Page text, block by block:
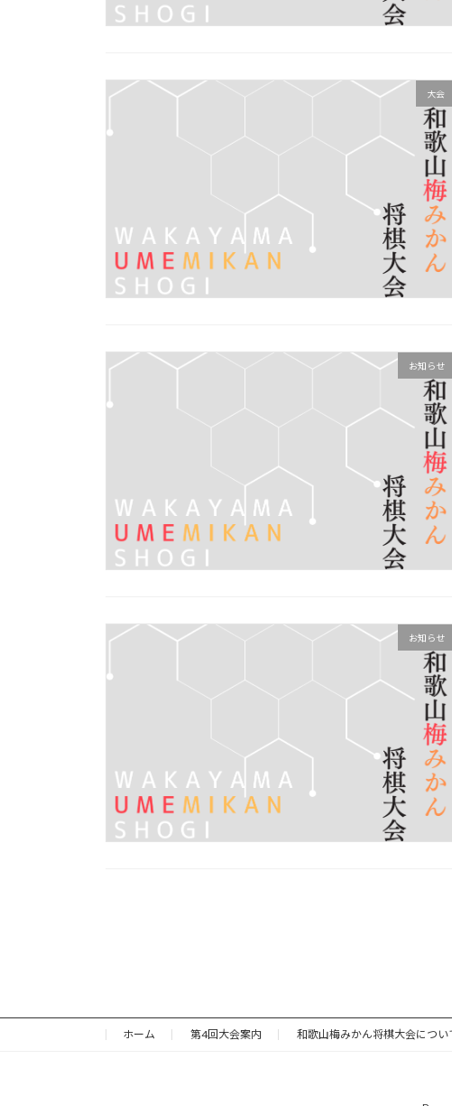
大会
お知らせ
お知らせ
ペホーム 第4回大会案内 和歌山梅みかん将棋大会につい